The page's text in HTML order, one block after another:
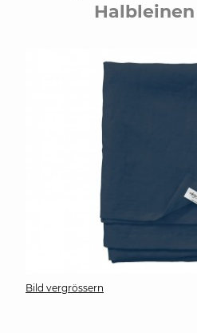
Bild vergrössern